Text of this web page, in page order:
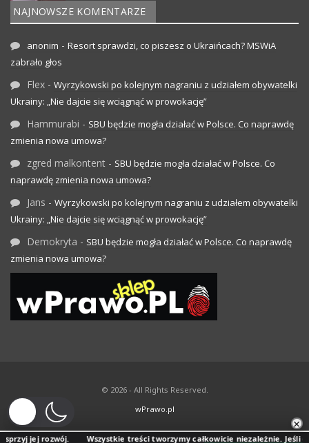
NAJNOWSZE KOMENTARZE
anonim - Resort sprawdzi, co piszesz o Ukraińcach? MSWiA
zabrało głos
Flex - Wyrzykowski po kolejnym nagraniu z udziałem obywatelki
Ukrainy: „Nie dajcie się wciągnąć w prowokację”
Hammurabi - SBU będzie mogła działać w Polsce. Co naprawdę
zmienia nowa umowa?
zgred malkontent - SBU będzie mogła działać w Polsce. Co
naprawdę zmienia nowa umowa?
Jans - Wyrzykowski po kolejnym nagraniu z udziałem obywatelki
Ukrainy: „Nie dajcie się wciągnąć w prowokację”
Demokryta - SBU będzie mogła działać w Polsce. Co naprawdę
zmienia nowa umowa?
© 2026 - All Rights Reserved.
wPrawo.pl
×
Wszystkie treści tworzymy całkowicie niezależnie. Jeśli doceniasz